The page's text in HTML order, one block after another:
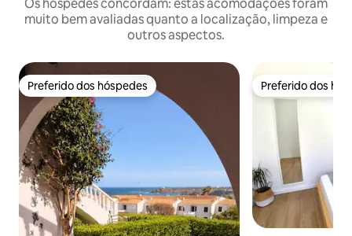
Os hóspedes concordam: estas acomodações foram
muito bem avaliadas quanto a localização, limpeza e
outros aspectos.
Preferido dos hóspedes
Preferido dos hóspedes Preferido dos
Preferido dos